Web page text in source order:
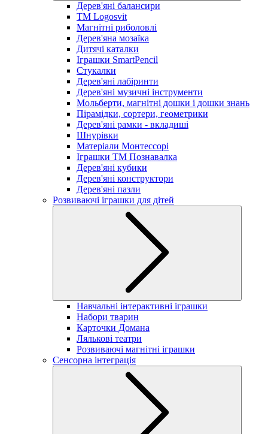
Дерев'яні балансири
TM Logosvit
Магнітні риболовлі
Дерев'яна мозаїка
Дитячі каталки
Іграшки SmartPencil
Стукалки
Дерев'яні лабіринти
Дерев'яні музичні інструменти
Мольберти, магнітні дошки і дошки знань
Пірамідки, сортери, геометрики
Дерев'яні рамки - вкладиші
Шнурівки
Матеріали Монтессорі
Іграшки ТМ Познавалка
Дерев'яні кубики
Дерев'яні конструктори
Дерев'яні пазли
Розвиваючі іграшки для дітей
Навчальні інтерактивні іграшки
Набори тварин
Карточки Домана
Лялькові театри
Розвиваючі магнітні іграшки
Сенсорна інтеграція